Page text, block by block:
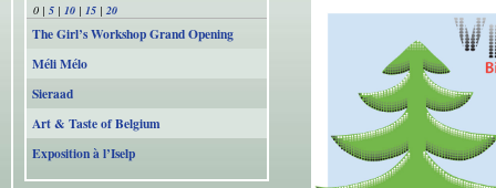
0 | 5 | 10 | 15 | 20
The Girl’s Workshop Grand Opening
Méli Mélo
Sieraad
Art & Taste of Belgium
Exposition à l’Iselp